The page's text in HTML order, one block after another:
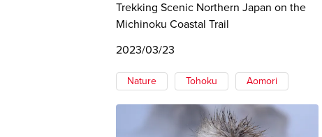
Trekking Scenic Northern Japan on the
Michinoku Coastal Trail
2023/03/23
Nature Tohoku Aomori